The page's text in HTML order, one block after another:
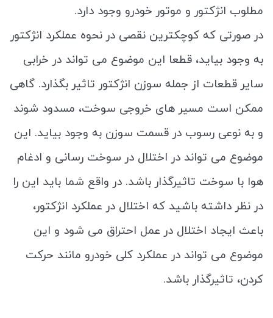
مطلوب انژکتور و موتور خودرو وجود دارد.
در صورتی که کوچکترین نقصی در نحوه عملکرد انژکتور
به وجود بیاید، قطعا این موضوع می تواند در خرابی
سایر قطعات از جمله سوزن انژکتور تاثیر بگذارد. گاهی
ممکن است مسیر های خروجی سوخت، مسدود شوند
و به نوعی رسوب در قسمت سوزن به وجود بیاید. این
موضوع می تواند در اختلال در سوخت رسانی و ادغام
هوا با سوخت تاثیرگذار باشد. در واقع شما باید این را
در نظر داشته باشید که اختلال در عملکرد انژکتور،
باعث ایجاد اختلال در عمل احتراق می شود و این
موضوع می تواند در عملکرد کلی خودرو مانند حرکت
کردن، تاثیرگذار باشد.